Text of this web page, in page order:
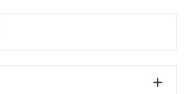
